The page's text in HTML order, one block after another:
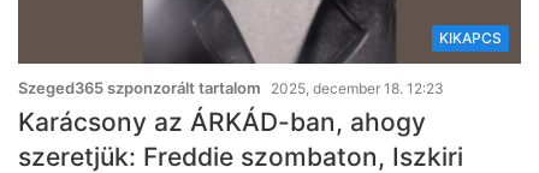
KIKAPCS
Szeged365 szponzorált tartalom 2025, december 18. 12:23
Karácsony az ÁRKÁD-ban, ahogy
szeretjük: Freddie szombaton, Iszkiri